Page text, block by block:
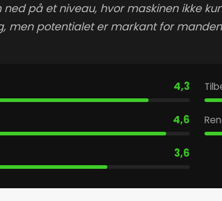
ned på et niveau, hvor maskinen ikke
men potentialet er markant for
4,3
4,6
3,6